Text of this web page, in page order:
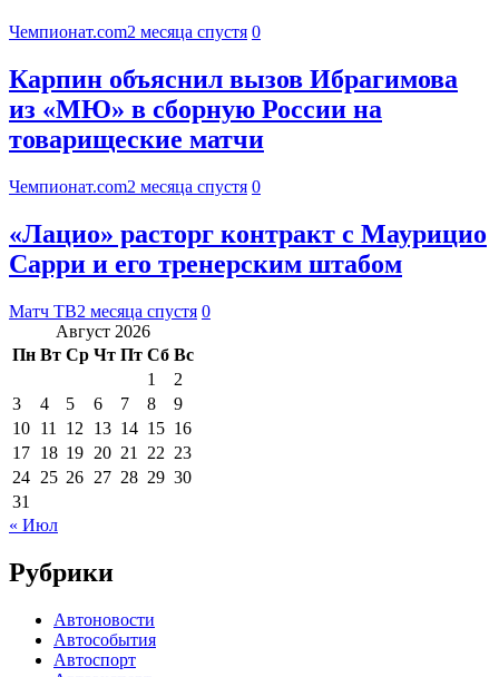
Чемпионат.com2 месяца спустя 0
Карпин объяснил вызов Ибрагимова
из «МЮ» в сборную России на
товарищеские матчи
Чемпионат.com2 месяца спустя 0
«Лацио» расторг контракт с Маурицио
Сарри и его тренерским штабом
Матч ТВ2 месяца спустя 0
Август 2026
Пн Вт Ср Чт Пт Сб Вс
1
2
3
4 5 6 7 8
9
10 11 12 13 14 15 16
17 18 19 20 21 22 23
24 25 26 27 28 29 30
31
« Июл
Рубрики
Автоновости
Автособытия
Автоспорт